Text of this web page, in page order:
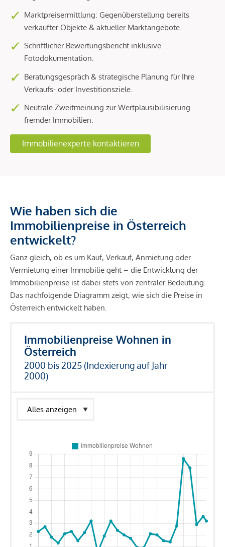
Marktpreisermittlung: Gegenüberstellung bereits
verkaufter Objekte & aktueller Marktangebote.
Schriftlicher Bewertungsbericht inklusive
Fotodokumentation.
Beratungsgespräch & strategische Planung für Ihre
Verkaufs- oder Investitionsziele.
Neutrale Zweitmeinung zur Wertplausibilisierung
fremder Immobilien.
Immobilienexperte kontaktieren
Wie haben sich die
Immobilienpreise in Österreich
entwickelt?
Ganz gleich, ob es um Kauf, Verkauf, Anmietung oder
Vermietung einer Immobilie geht – die Entwicklung der
Immobilienpreise ist dabei stets von zentraler Bedeutung.
Das nachfolgende Diagramm zeigt, wie sich die Preise in
Österreich entwickelt haben.
Immobilienpreise Wohnen in
Österreich
2000 bis 2025 (Indexierung auf Jahr
2000)